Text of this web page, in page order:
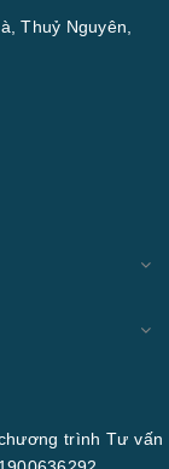
Thuỷ Nguyên,
trình Tư vấn